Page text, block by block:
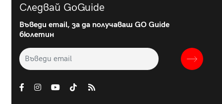
Следвай GoGuide
Въведи email, за да получаваш GO Guide
бюлетин